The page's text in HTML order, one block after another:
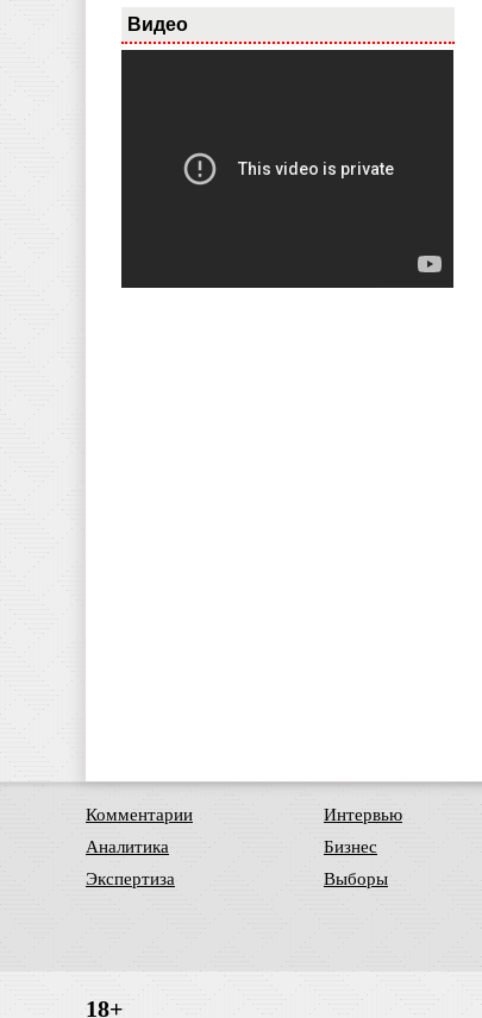
Видео
Комментарии
Аналитика
Экспертиза
Интервью
Бизнес
Выборы
18+